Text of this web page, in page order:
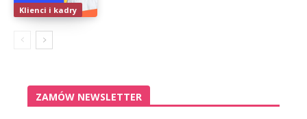
Klienci i kadry
ZAMÓW NEWSLETTER